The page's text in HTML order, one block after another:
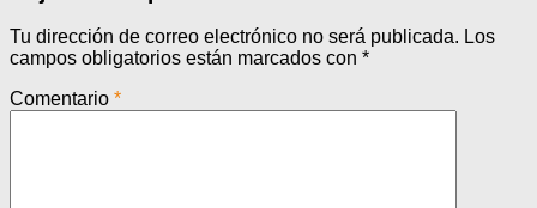
Tu dirección de correo electrónico no será publicada. Los
campos obligatorios están marcados con *
Comentario *